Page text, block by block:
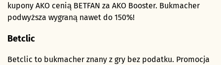
kupony AKO cenią BETFAN za AKO Booster. Bukmacher
podwyższa wygraną nawet do 150%!
Betclic
Betclic to bukmacher znany z gry bez podatku. Promocja